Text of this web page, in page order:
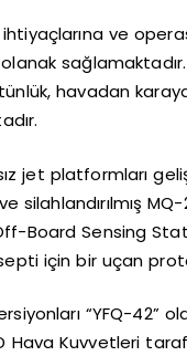
ihtiyaçlarına ve
havadan
jet platformları
Board Sensing
için bir uçan
“YFQ-42”
Hava Kuvvetleri